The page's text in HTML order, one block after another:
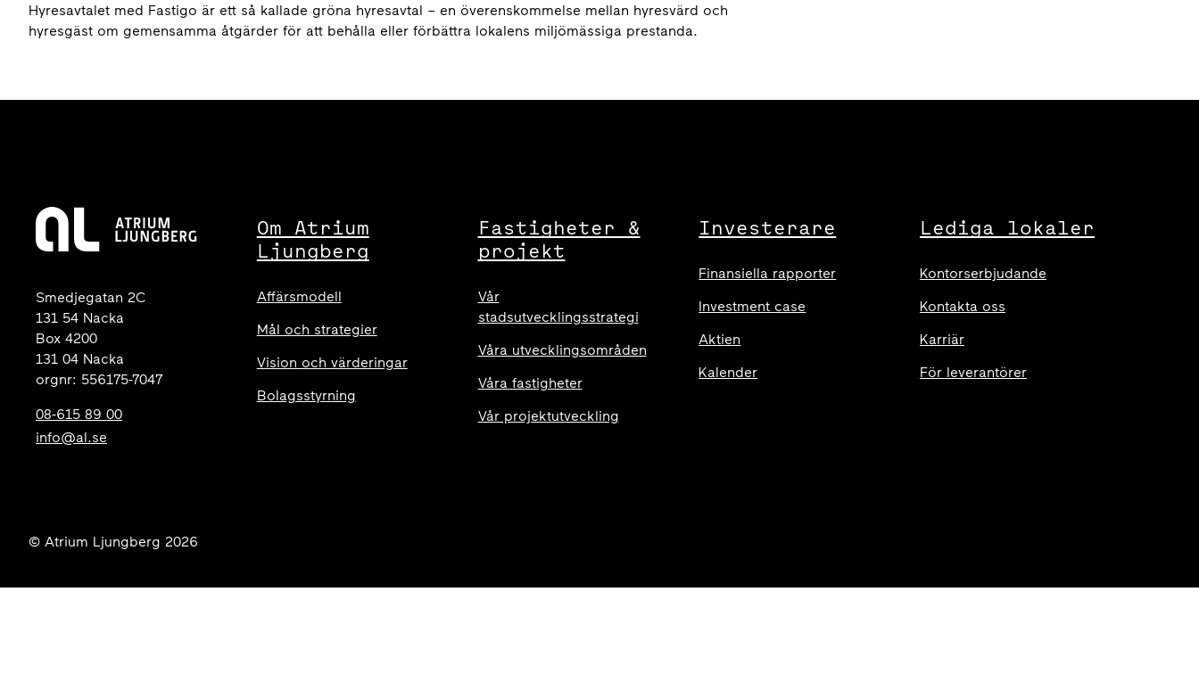
Hyresavtalet med Fastigo är ett så kallade gröna hyresavtal – en överenskommelse mellan hyresvärd och
hyresgäst om gemensamma åtgärder för att behålla eller förbättra lokalens miljömässiga prestanda.
Smedjegatan 2C
131 54 Nacka
Box 4200
131 04 Nacka
orgnr: 556175-7047
08-615 89 00
info@al.se
Om Atrium
Ljungberg
Affärsmodell
Mål och strategier
Vision och värderingar
Bolagsstyrning
Fastigheter &
projekt
Vår
stadsutvecklingsstrategi
Våra utvecklingsområden
Våra fastigheter
Vår projektutveckling
Investerare
Finansiella rapporter
Investment case
Aktien
Kalender
Lediga lokaler
Kontorserbjudande
Kontakta oss
Karriär
För leverantörer
© Atrium Ljungberg 2026